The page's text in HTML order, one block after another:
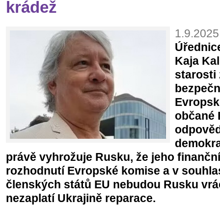
krádež
Kaja
starosti
občané
právě vyhrožuje Rusku, že jeho
rozhodnutí Evropské komise a v
členských států EU nebudou Rusku
nezaplatí Ukrajině reparace.